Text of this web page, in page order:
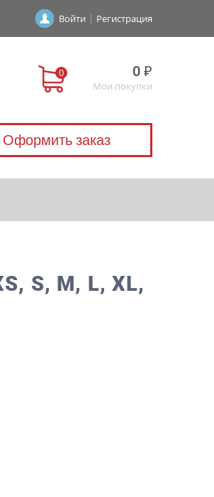
Войти Регистрация
0 ₽
Мои покупки
Оформить заказ
S, M, L, XL,